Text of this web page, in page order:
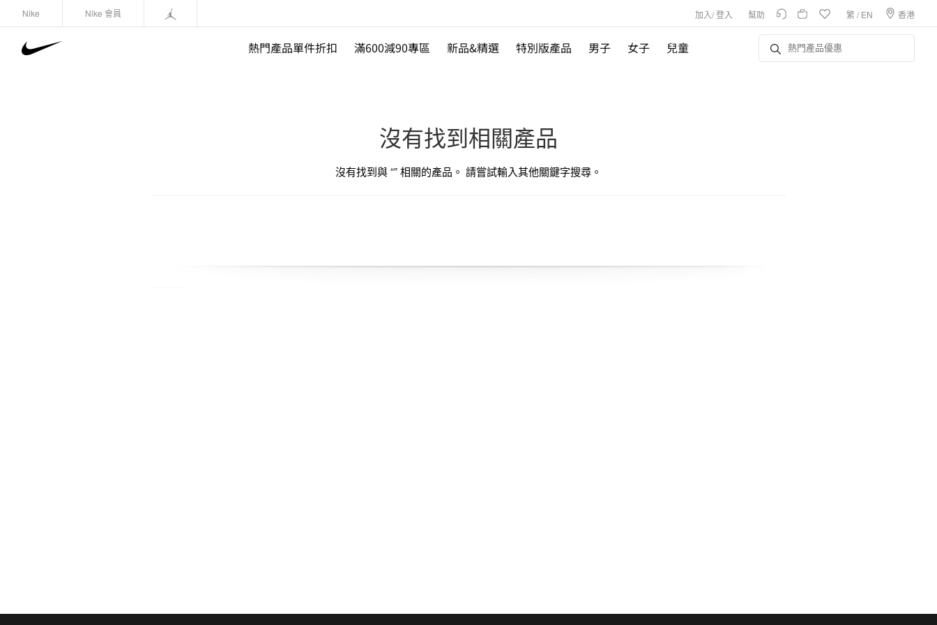
Nike Nike 會員 加入/登入 幫助 繁/ EN 香港
熱門產品單件折扣 滿600減90專區 新品&精選 特別版產品 男子 女子 兒童
沒有找到相關產品
沒有找到與 “” 相關的產品。 請嘗試輸入其他關鍵字搜尋。